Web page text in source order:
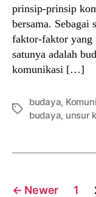
prinsip-prinsip
bersama. Sebagai
faktor-faktor yang
satunya adalah
komunikasi […]
Tags
budaya,
budaya, unsur
Posts
← Newer 1